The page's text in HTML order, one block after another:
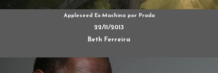
Appleseed Ex-Machina por Prada
22/11/2013
Beth Ferreira